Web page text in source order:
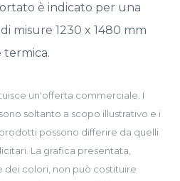
è indicato per una
misure 1230 x 1480 mm
termica.
un'offerta commerciale. I
soltanto a scopo illustrativo e i
possono differire da quelli
La grafica presentata,
dei colori, non può costituire